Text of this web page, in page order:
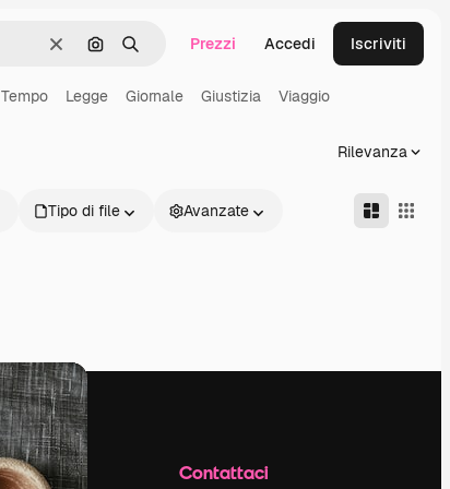
CancellaCerca per immagine
Ricerca Prezzi Accedi Iscriviti
Tempo Legge Giornale Giustizia Viaggio
Rilevanza
Tipo di file Avanzate
Azienda Contattaci